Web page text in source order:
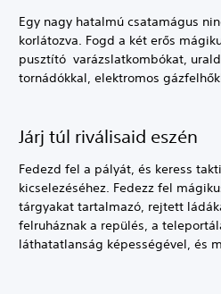
Egy nagy hatalmú csatamágus
korlátozva. Fogd a két erős
pusztító varázslatkombókat,
tornádókkal, elektromos
Járj túl riválisaid eszén
Fedezd fel a pályát, és keress
kicselezéséhez. Fedezz fel
tárgyakat tartalmazó, rejtett
felruháznak a repülés, a
láthatatlanság képességével, és